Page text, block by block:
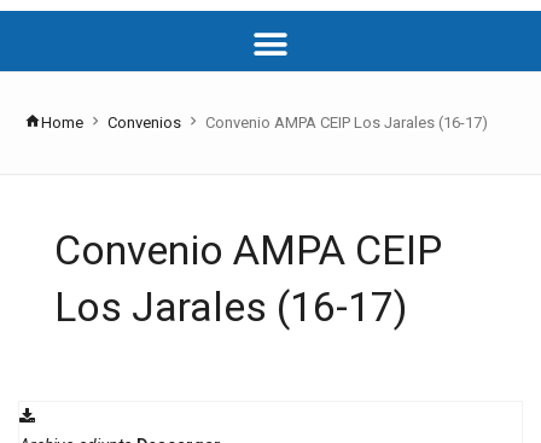
Home Convenios Convenio AMPA CEIP Los Jarales (16-17)
Convenio AMPA CEIP
Los Jarales (16-17)